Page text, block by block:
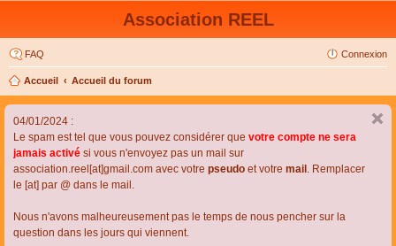
Association REEL
FAQ Connexion
Accueil Accueil du forum
04/01/2024 :
Le spam est tel que vous pouvez considérer que votre compte ne sera
jamais activé si vous n'envoyez pas un mail sur
association.reel[at]gmail.com avec votre pseudo et votre mail . Remplacer
le [at] par @ dans le mail.
Nous n'avons malheureusement pas le temps de nous pencher sur la
question dans les jours qui viennent.